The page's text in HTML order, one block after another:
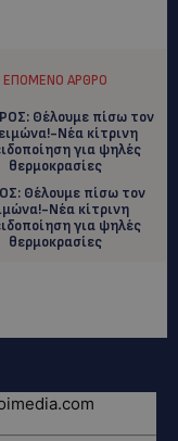
ΕΠΌΜΕΝΟ ΆΡΘΡΟ
Θέλουμε πίσω τον
Νέα κίτρινη
για ψηλές
θερμοκρασίες